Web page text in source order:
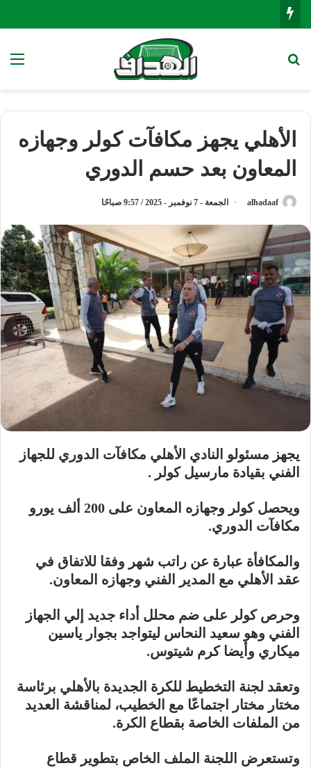
الأهلي يجهز مكافآت كولر وجهازه
المعاون بعد حسم الدوري
alhadaaf الجمعة - 7 نوفمبر - 2025 / 9:57 صباحًا
يجهز مسئولو النادي الأهلي مكافآت الدوري للجهاز
الفني بقيادة مارسيل كولر .
ويحصل كولر وجهازه المعاون على 200 ألف يورو
مكافآت الدوري.
والمكافأة عبارة عن راتب شهر وفقا للاتفاق في
عقد الأهلي مع المدير الفني وجهازه المعاون.
وحرص كولر على ضم محلل أداء جديد إلي الجهاز
الفني وهو سعيد النحاس ليتواجد بجوار ياسين
ميكاري وأيضا كرم شيتوس.
وتعقد لجنة التخطيط للكرة الجديدة بالأهلي برئاسة
مختار مختار اجتماعًا مع الخطيب، لمناقشة العديد
من الملفات الخاصة بقطاع الكرة.
وتستعرض اللجنة الملف الخاص بتطوير قطاع